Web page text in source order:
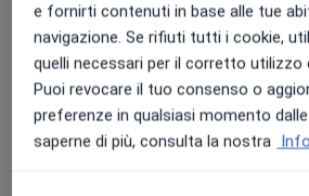
Adulti
Bambini a partire da 14 anni
Tipologia di visite
In studio Visualizza gli indirizzi
e fornirti contenuti in base alle tue
navigazione. Se rifiuti tutti i cookie,
quelli necessari per il corretto utilizzo
Puoi revocare il tuo consenso o
preferenze in qualsiasi momento
saperne di più, consulta la nostra